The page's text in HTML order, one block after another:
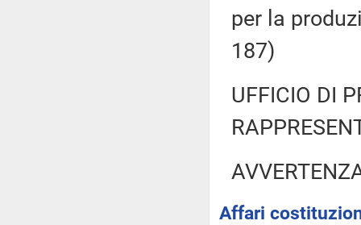
per la
187)
UFFICIO DI
Affari